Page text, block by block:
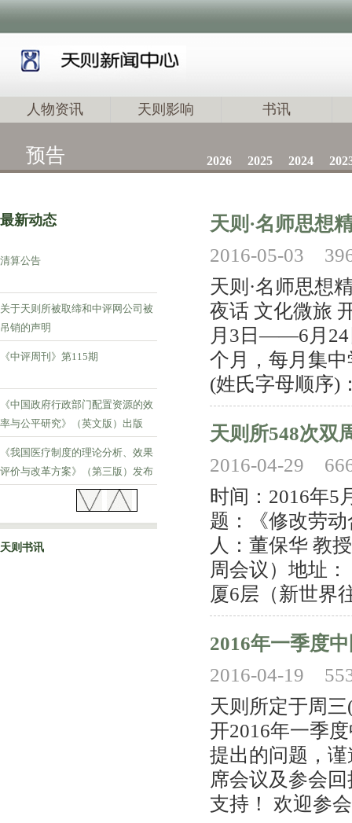
人物资讯 天则影响 书讯
预告 2026 2025 2024
最新动态
清算公告
关于天则所被取缔和中评网公司被
吊销的声明
《中评周刊》第115期
《中国政府行政部门配置资源的效
率与公平研究》（英文版）出版
《我国医疗制度的理论分析、效果
评价与改革方案》（第三版）发布
《中评周刊》第114期
天则书讯
天则·名师思想
2016-05-03
天则·名师思想
夜话 文化微旅
月3日——6月24
个月，每月集
(姓氏字母顺序)
天则所548次双
2016-04-29
时间：2016年5
题：《修改劳
人：董保华 教
周会议）地址
厦6层（新世界
2016年一季度
2016-04-19
天则所定于周
开2016年一季
提出的问题，
席会议及参会
支持！ 欢迎参